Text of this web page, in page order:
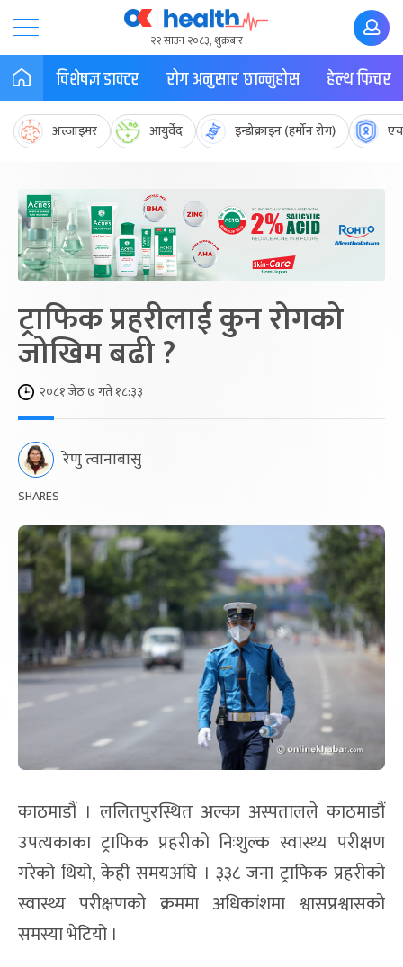
२२ साउन २०८३, शुक्रबार
विशेषज्ञ डाक्टर रोग अनुसार छान्नुहोस हेल्थ फिचर
अल्जाइमर आयुर्वेद इन्डोक्राइन (हर्मोन रोग)
ट्राफिक प्रहरीलाई कुन रोगको
जोखिम बढी ?
२०८१ जेठ ७ गते १८:३३
रेणु त्वानाबासु
SHARES
काठमाडौं । ललितपुरस्थित अल्का अस्पतालले काठमाडौं
उपत्यकाका ट्राफिक प्रहरीको निःशुल्क स्वास्थ्य परीक्षण
गरेको थियो, केही समयअघि । ३३८ जना ट्राफिक प्रहरीको
स्वास्थ्य परीक्षणको क्रममा अधिकांशमा श्वासप्रश्वासको
समस्या भेटियो ।